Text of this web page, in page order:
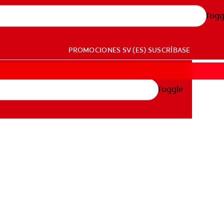
PROMOCIONES SV (ES) SUSCRÍBASE
Toggle